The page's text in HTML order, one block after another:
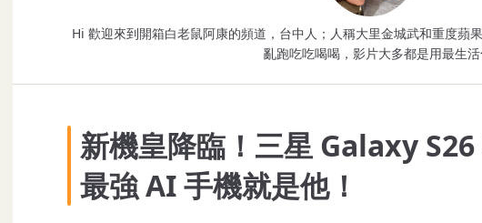
Hi 歡迎來到開箱白老鼠阿康的頻道，台中人；人稱大里金城武和重度
亂跑吃吃喝喝，影片大多都是用最生
新機皇降臨！三星 Galaxy
最強 AI 手機就是他！